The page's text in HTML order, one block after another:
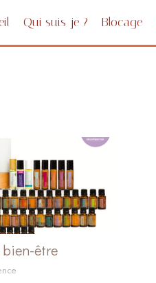
Qui suis-je ? Blocage
bien-être